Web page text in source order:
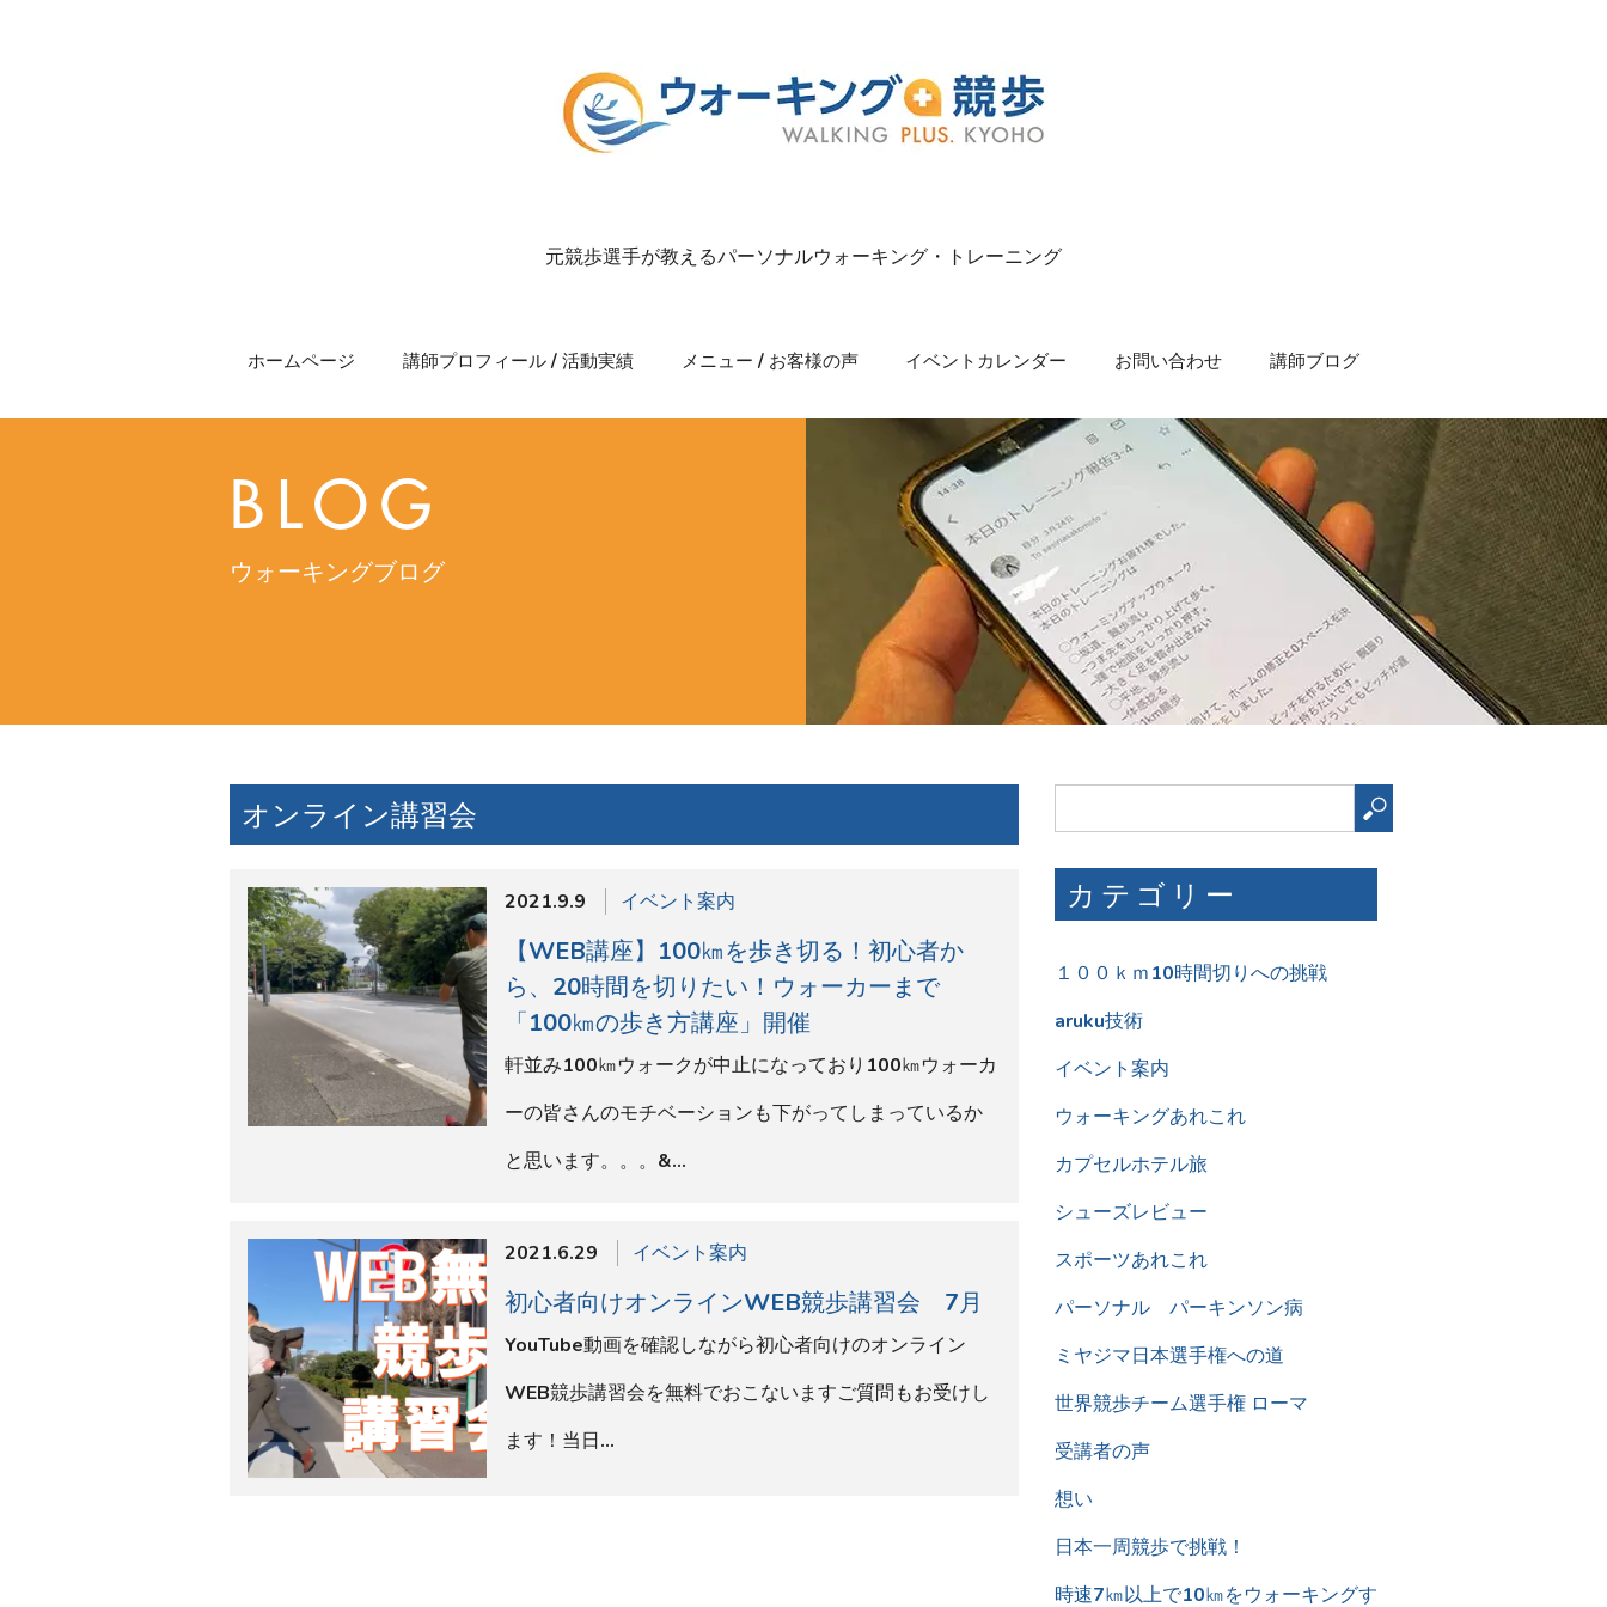
元競歩選手が教えるパーソナルウォーキング・トレーニング
ホームページ 講師プロフィール / 活動実績 メニュー / お客様の声 イベントカレンダー お問い合わせ 講師ブログ
BLOG
ウォーキングブログ
オンライン講習会
2021.9.9 イベント案内
【WEB講座】100㎞を歩き切る！初心者か
ら、20時間を切りたい！ウォーカーまで
「100㎞の歩き方講座」開催
軒並み100㎞ウォークが中止になっており100㎞ウォーカ
ーの皆さんのモチベーションも下がってしまっているか
と思います。。。&…
2021.6.29 イベント案内
初心者向けオンラインWEB競歩講習会 7月
YouTube動画を確認しながら初心者向けのオンライン
WEB競歩講習会を無料でおこないますご質問もお受けし
ます！当日…
カテゴリー
１００ｋｍ10時間切りへの挑戦
aruku技術
イベント案内
ウォーキングあれこれ
カプセルホテル旅
シューズレビュー
スポーツあれこれ
パーソナル パーキンソン病
ミヤジマ日本選手権への道
世界競歩チーム選手権 ローマ
受講者の声
想い
日本一周競歩で挑戦！
時速7㎞以上で10㎞をウォーキングす